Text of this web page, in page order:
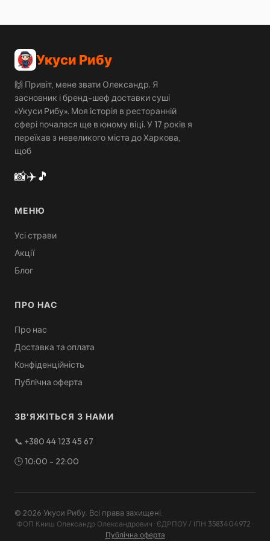
Укуси Рибу
🙌 Привіт, мене звати Олександр. Я
засновник і бренд-шеф доставки суші
«Укуси Рибу». Моя історія в ресторанній
сфері почалася ще в юному віці. У 17 років я
переїхав з невеликого міста до Харкова,
щоб
📸✈️🎵
МЕНЮ
Усі страви
Акції
Блог
ПРО НАС
Про нас
Доставка та оплата
Конфіденційність
Публічна оферта
ЗВ'ЯЖІТЬСЯ З НАМИ
📞 +380 44 123 45 67
🕒10:00 - 22:00
© 2026 Укуси Рибу Всі права захищені
ФОП Книш Олександр Олександрович · ЄДРПОУ / ІПН 3583404972 ·
Публічна оферта